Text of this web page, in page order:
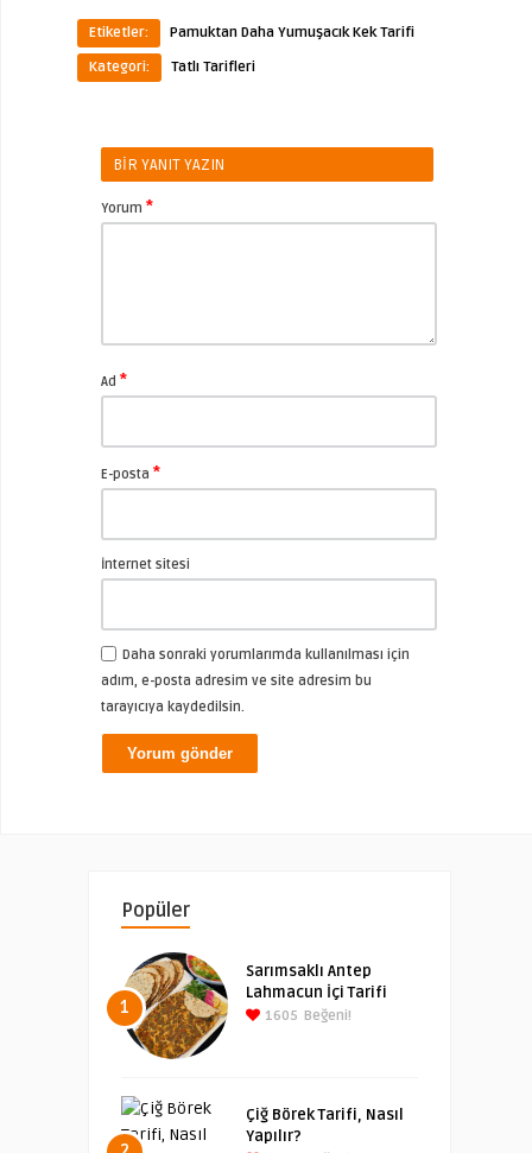
Etiketler:
Pamuktan Daha Yumuşacık Kek Tarifi
Kategori:
Tatlı Tarifleri
BIR YANIT YAZIN
Yorum *
Ad *
E-posta *
İnternet sitesi
Daha sonraki yorumlarımda kullanılması için
adım, e-posta adresim ve site adresim bu
tarayıcıya kaydedilsin.
Popüler
1
Sarımsaklı Antep
Lahmacun İçi Tarifi
1605 Beğeni!
Çiğ Börek Tarifi, Nasıl
Yapılır?